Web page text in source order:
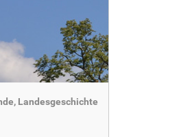
Landesgeschichte